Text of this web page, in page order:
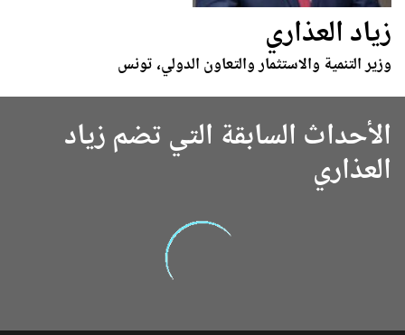
زياد العذاري
وزير التنمية والاستثمار والتعاون الدولي، تونس
الأحداث السابقة التي تضم زياد
العذاري